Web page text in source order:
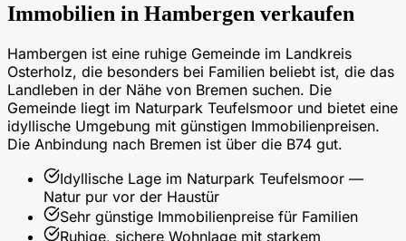
Immobilien in Hambergen verkaufen
Hambergen ist eine ruhige Gemeinde im Landkreis
Osterholz, die besonders bei Familien beliebt ist, die das
Landleben in der Nähe von Bremen suchen. Die
Gemeinde liegt im Naturpark Teufelsmoor und bietet eine
idyllische Umgebung mit günstigen Immobilienpreisen.
Die Anbindung nach Bremen ist über die B74 gut.
Idyllische Lage im Naturpark Teufelsmoor —
Natur pur vor der Haustür
Sehr günstige Immobilienpreise für Familien
Ruhige, sichere Wohnlage mit starkem